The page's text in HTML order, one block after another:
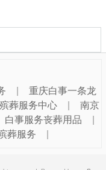
重庆白事一条龙
葬服务中心
南京
白事服务丧葬用品
葬服务